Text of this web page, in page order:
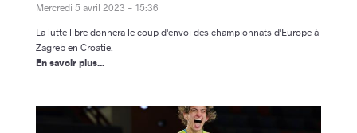
Mercredi 5 avril 2023 - 15:36
La lutte libre donnera le coup d'envoi des championnats d'Europe à
Zagreb en Croatie.
En savoir plus...